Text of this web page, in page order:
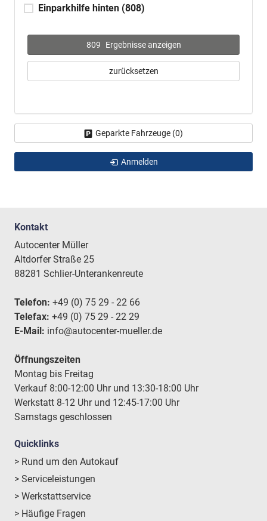
Einparkhilfe hinten (808)
809 Ergebnisse anzeigen
zurücksetzen
Geparkte Fahrzeuge (0)
Anmelden
Kontakt
Autocenter Müller
Altdorfer Straße 25
88281 Schlier-Unterankenreute
Telefon: +49 (0) 75 29 - 22 66
Telefax: +49 (0) 75 29 - 22 29
E-Mail: info@autocenter-mueller.de
Öffnungszeiten
Montag bis Freitag
Verkauf 8:00-12:00 Uhr und 13:30-18:00 Uhr
Werkstatt 8-12 Uhr und 12:45-17:00 Uhr
Samstags geschlossen
Quicklinks
> Rund um den Autokauf
> Serviceleistungen
> Werkstattservice
> Häufige Fragen